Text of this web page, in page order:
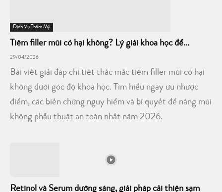
Dịch Vụ Thẩm Mỹ
Tiêm filler mũi có hại không? Lý giải khoa học để...
29/04/2026
Bài viết giải đáp chi tiết thắc mắc tiêm filler mũi có hại
không dưới góc độ khoa học. Tìm hiểu ngay ưu nhược
điểm, các biến chứng nguy hiểm và bí quyết để nâng mũi
không phẫu thuật an toàn nhất năm 2026.
Retinol và Serum dưỡng sáng, giải pháp cải thiện sạm